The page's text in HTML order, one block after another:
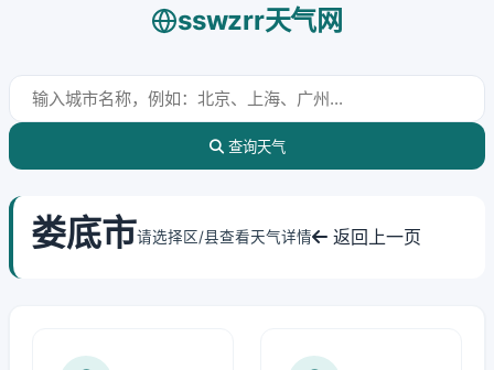
sswzrr天气网
查询天气
娄底市请选择区/县查看天气详情 返回上一页